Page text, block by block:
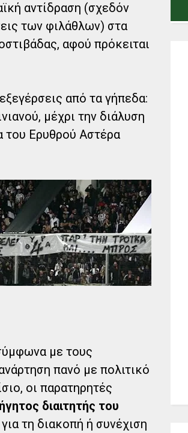
αντίδραση (σχεδόν
των φιλάθλων) στα
αφού πρόκειται
από τα γήπεδα:
μέχρι την διάλυση
του Ερυθρού Αστέρα
με τους
πανό με πολιτικό
οι παρατηρητές
διαιτητής του
τη διακοπή ή συνέχιση